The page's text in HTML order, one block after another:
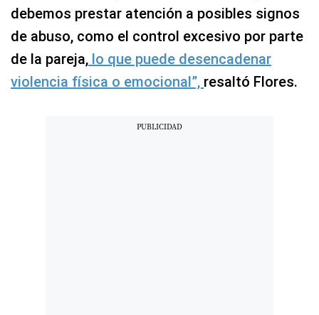
debemos prestar atención a posibles signos
de abuso, como el control excesivo por parte
de la pareja, lo que puede desencadenar
violencia física o emocional”, resaltó Flores.